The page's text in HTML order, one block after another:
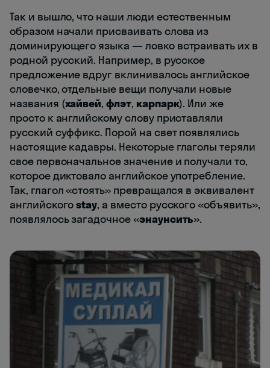
Так и вышло, что наши люди естественным
образом начали присваивать слова из
доминирующего языка — ловко встраивать их в
родной русский. Например, в русское
предложение вдруг вклинивалось английское
словечко, отдельные вещи получали новые
названия (хайвей,флэт, карпарк). Или же
просто к английскому слову приставляли
русский суффикс. Порой на свет появлялись
настоящие кадавры. Некоторые глаголы теряли
свое первоначальное значение и получали то,
которое диктовало английское употребление.
Так, глагол «стоять» превращался в эквивалент
английскогоstay, а вместо русского «объявить»,
появлялось загадочное «энаунсить».